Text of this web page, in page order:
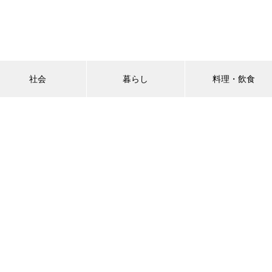
社会 暮らし 料理・飲食